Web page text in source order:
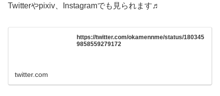
Twitterやpixiv、Instagramでも見られます♬
https://twitter.com/okamennme/status/180345
9858559279172
twitter.com